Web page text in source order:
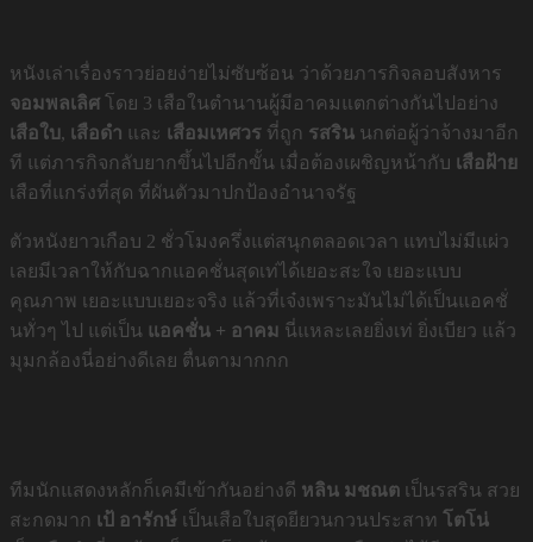
หนังเล่าเรื่องราวย่อยง่ายไม่ซับซ้อน ว่าด้วยภารกิจลอบสังหาร
จอมพลเลิศ โดย 3 เสือในตำนานผู้มีอาคมแตกต่างกันไปอย่าง
เสือใบ, เสือดำ และ เสือมเหศวร ที่ถูก รสริน นกต่อผู้ว่าจ้างมาอีก
ที แต่ภารกิจกลับยากขึ้นไปอีกขั้น เมื่อต้องเผชิญหน้ากับ เสือฝ้าย
เสือที่แกร่งที่สุด ที่ผันตัวมาปกป้องอำนาจรัฐ
ตัวหนังยาวเกือบ 2 ชั่วโมงครึ่งแต่สนุกตลอดเวลา แทบไม่มีแผ่ว
เลยมีเวลาให้กับฉากแอคชั่นสุดเท่ได้เยอะสะใจ เยอะแบบ
คุณภาพ เยอะแบบเยอะจริง แล้วที่เจ๋งเพราะมันไม่ได้เป็นแอคชั่
นทั่วๆ ไป แต่เป็น แอคชั่น + อาคม นี่แหละเลยยิ่งเท่ ยิ่งเบียว แล้ว
มุมกล้องนี่อย่างดีเลย ตื่นตามากกก
ทีมนักแสดงหลักก็เคมีเข้ากันอย่างดี หลิน มชณต เป็นรสริน สวย
สะกดมาก เป้ อารักษ์ เป็นเสือใบสุดยียวนกวนประสาท โตโน่